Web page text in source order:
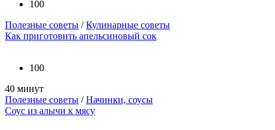
100
Полезные советы /Кулинарные советы
Как приготовить апельсиновый сок
100
40 минут
Полезные советы /Начинки, соусы
Соус из алычи к мясу